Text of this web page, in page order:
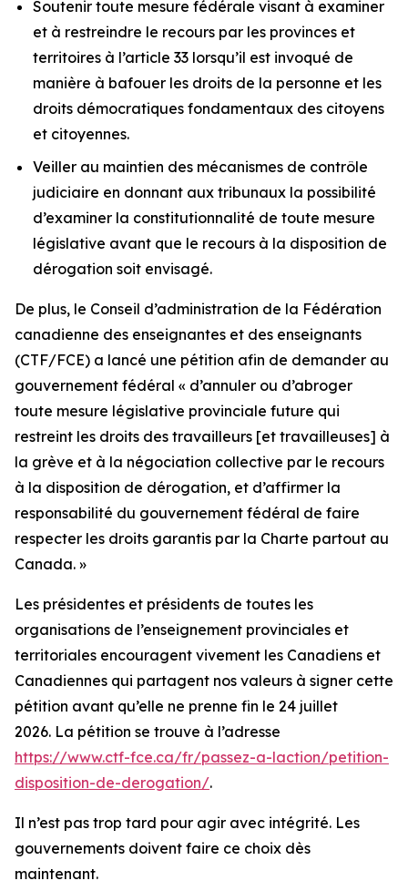
Soutenir toute mesure fédérale visant à examiner
et à restreindre le recours par les provinces et
territoires à l’article 33 lorsqu’il est invoqué de
manière à bafouer les droits de la personne et les
droits démocratiques fondamentaux des citoyens
et citoyennes.
Veiller au maintien des mécanismes de contrôle
judiciaire en donnant aux tribunaux la possibilité
d’examiner la constitutionnalité de toute mesure
législative avant que le recours à la disposition de
dérogation soit envisagé.
De plus, le Conseil d’administration de la Fédération
canadienne des enseignantes et des enseignants
(CTF/FCE) a lancé une pétition afin de demander au
gouvernement fédéral « d’annuler ou d’abroger
toute mesure législative provinciale future qui
restreint les droits des travailleurs [et travailleuses] à
la grève et à la négociation collective par le recours
à la disposition de dérogation, et d’affirmer la
responsabilité du gouvernement fédéral de faire
respecter les droits garantis par la Charte partout au
Canada. »
Les présidentes et présidents de toutes les
organisations de l’enseignement provinciales et
territoriales encouragent vivement les Canadiens et
Canadiennes qui partagent nos valeurs à signer cette
pétition avant qu’elle ne prenne fin le 24 juillet
2026. La pétition se trouve à l’adresse
https://www.ctf-fce.ca/fr/passez-a-laction/petition-
disposition-de-derogation/.
Il n’est pas trop tard pour agir avec intégrité. Les
gouvernements doivent faire ce choix dès
maintenant.